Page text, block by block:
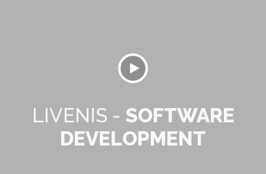
LIVENIS - SOFTWARE
DEVELOPMENT